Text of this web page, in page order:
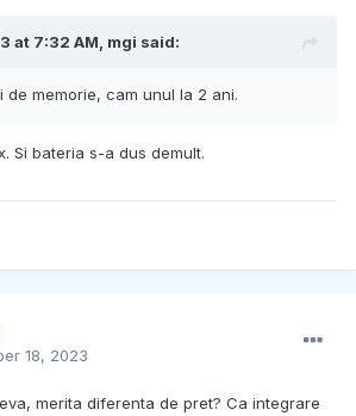
at 7:32 AM, mgi said:
memorie, cam unul la 2 ani.
Si bateria s-a dus demult.
18, 2023
merita diferenta de pret? Ca integrare